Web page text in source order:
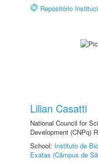
Repositório
Lilian Casatti
National Council for
Development (CNPq)
School: Instituto de
Exatas (Câmpus de